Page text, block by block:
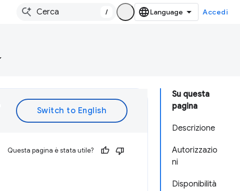
/ Accedi
Su questa
pagina
Descrizione
Autorizzazio
ni
Disponibilità
Questa pagina è stata utile?